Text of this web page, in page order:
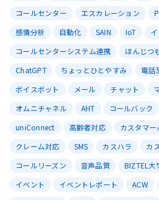
コールセンター
エスカレーション
感情分析
自動化 SAIN IoT
コールセンターシステム連携
ほんじつ
ChatGPT
ちょっとひとやすみ 電話
ボイスボット
メール チャット
オムニチャネル
AHT コールバック
uniConnect
高齢者対応
カスタマー
クレーム対応
SMS カスハラ カ
コールリーズン
音声品質
BIZTEL大
イベント
イベントレポート ACW